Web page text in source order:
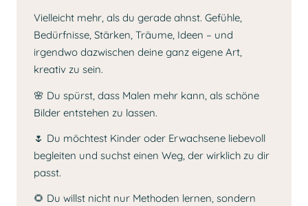
Vielleicht mehr, als du gerade ahnst. Gefühle,
Bedürfnisse, Stärken, Träume, Ideen – und
irgendwo dazwischen deine ganz eigene Art,
kreativ zu sein.
🌸 Du spürst, dass Malen mehr kann, als schöne
Bilder entstehen zu lassen.
🌷 Du möchtest Kinder oder Erwachsene liebevoll
begleiten und suchst einen Weg, der wirklich zu dir
passt.
🌻 Du willst nicht nur Methoden lernen, sondern